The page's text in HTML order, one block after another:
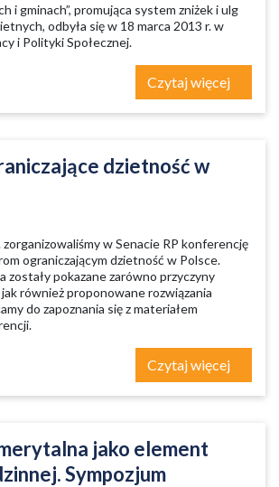
i gminach”, promująca system zniżek i ulg
odbyła się w 18 marca 2013 r. w
i Polityki Społecznej.
Czytaj więcej
dzietność w
w Senacie RP konferencję
ograniczającym dzietność w Polsce.
zostały pokazane zarówno przyczyny
również proponowane rozwiązania
do zapoznania się z materiałem
Czytaj więcej
jako element
Sympozjum